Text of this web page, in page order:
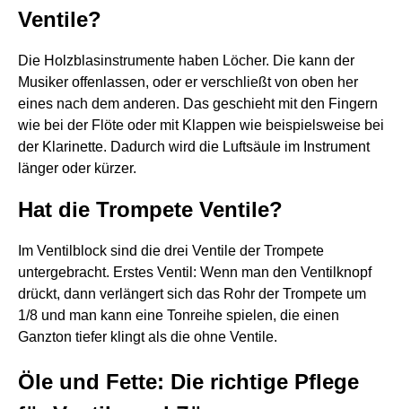
Ventile?
Die Holzblasinstrumente haben Löcher. Die kann der
Musiker offenlassen, oder er verschließt von oben her
eines nach dem anderen. Das geschieht mit den Fingern
wie bei der Flöte oder mit Klappen wie beispielsweise bei
der Klarinette. Dadurch wird die Luftsäule im Instrument
länger oder kürzer.
Hat die Trompete Ventile?
Im Ventilblock sind die drei Ventile der Trompete
untergebracht. Erstes Ventil: Wenn man den Ventilknopf
drückt, dann verlängert sich das Rohr der Trompete um
1/8 und man kann eine Tonreihe spielen, die einen
Ganzton tiefer klingt als die ohne Ventile.
Öle und Fette: Die richtige Pflege